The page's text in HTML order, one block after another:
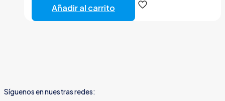
Añadir al carrito
Síguenos en nuestras redes: